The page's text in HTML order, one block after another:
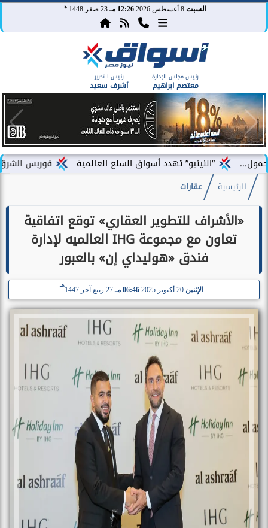
السبت 8 أغسطس 2026 12:26 مـ 23 صفر 1448 هـ
رئيس مجلس الإدارة
معتصم ابراهيم
رئيس التحرير
أشرف سعيد
فوربس الشرق الأوسط تختار “النينيو” تهدد أسواق السلع العالمية
الرئيسية عقارات
«الأشراف للتطوير العقاري» توقع اتفاقية
تعاون مع مجموعة IHG العالميه لإدارة
فندق «هوليداي إن» بالعبور
الإثنين 06:46 مـ 27 ربيع آخر 1447
هـ